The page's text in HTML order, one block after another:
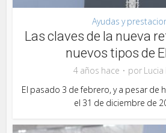
Ayudas y
Las claves de la nueva
nuevos tipos de
4 años hace por
El pasado 3 de febrero, y a pesar de
el 31 de diciembre de